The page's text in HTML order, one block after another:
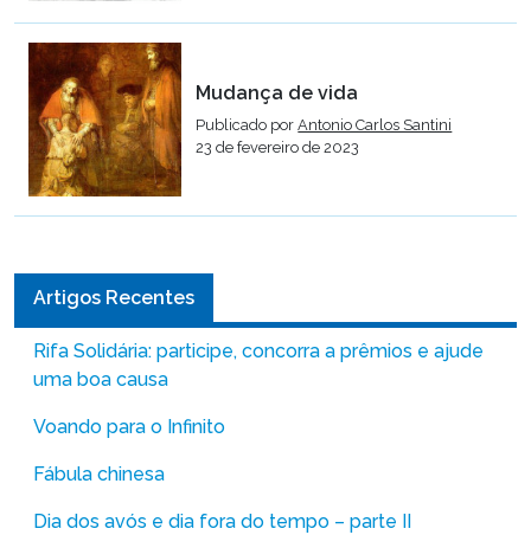
Mudança de vida
Publicado porAntonio Carlos Santini
23 de fevereiro de 2023
Artigos Recentes
Rifa Solidária: participe, concorra a prêmios e ajude
uma boa causa
Voando para o Infinito
Fábula chinesa
Dia dos avós e dia fora do tempo – parte II